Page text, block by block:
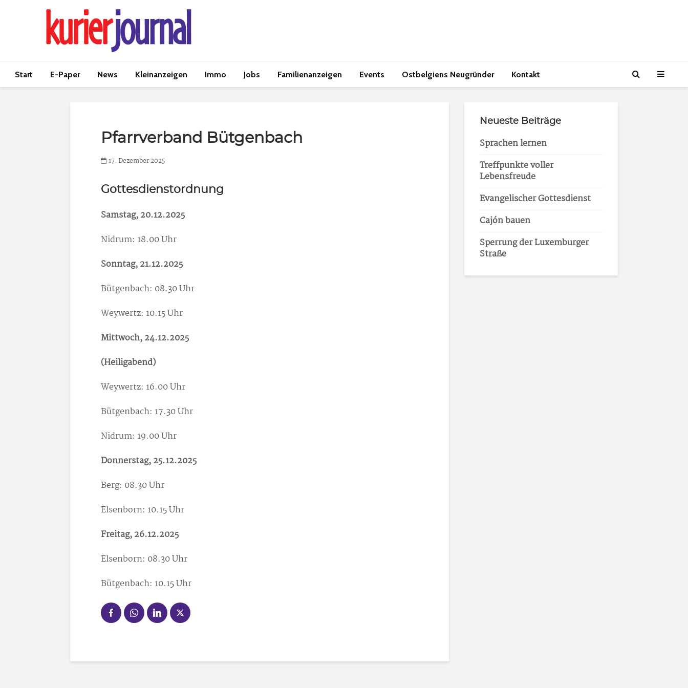
Start E-Paper News Kleinanzeigen Immo Jobs Familienanzeigen Events Ostbelgiens Neugründer Kontakt
Pfarrverband Bütgenbach
17. Dezember 2025
Gottesdienstordnung
Samstag, 20.12.2025
Nidrum: 18.00 Uhr
Sonntag, 21.12.2025
Bütgenbach: 08.30 Uhr
Weywertz: 10.15 Uhr
Mittwoch, 24.12.2025
(Heiligabend)
Weywertz: 16.00 Uhr
Bütgenbach: 17.30 Uhr
Nidrum: 19.00 Uhr
Donnerstag, 25.12.2025
Berg: 08.30 Uhr
Elsenborn: 10.15 Uhr
Freitag, 26.12.2025
Elsenborn: 08.30 Uhr
Bütgenbach: 10.15 Uhr
Neueste Beiträge
Sprachen lernen
Treffpunkte voller
Lebensfreude
Evangelischer Gottesdienst
Cajón bauen
Sperrung der Luxemburger
Straße